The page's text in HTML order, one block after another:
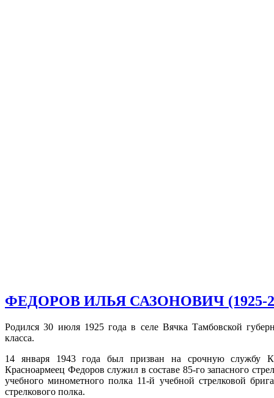
ФЕДОРОВ ИЛЬЯ САЗОНОВИЧ (1925-
Родился 30 июля 1925 года в селе Вячка Тамбовской
класса.
14 января 1943 года был призван на срочную службу
Красноармеец Федоров служил в составе 85-го запасного
учебного минометного полка 11-й учебной стрелковой
стрелкового полка.